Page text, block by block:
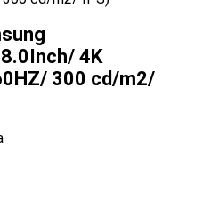
4K
300 cd/m2/